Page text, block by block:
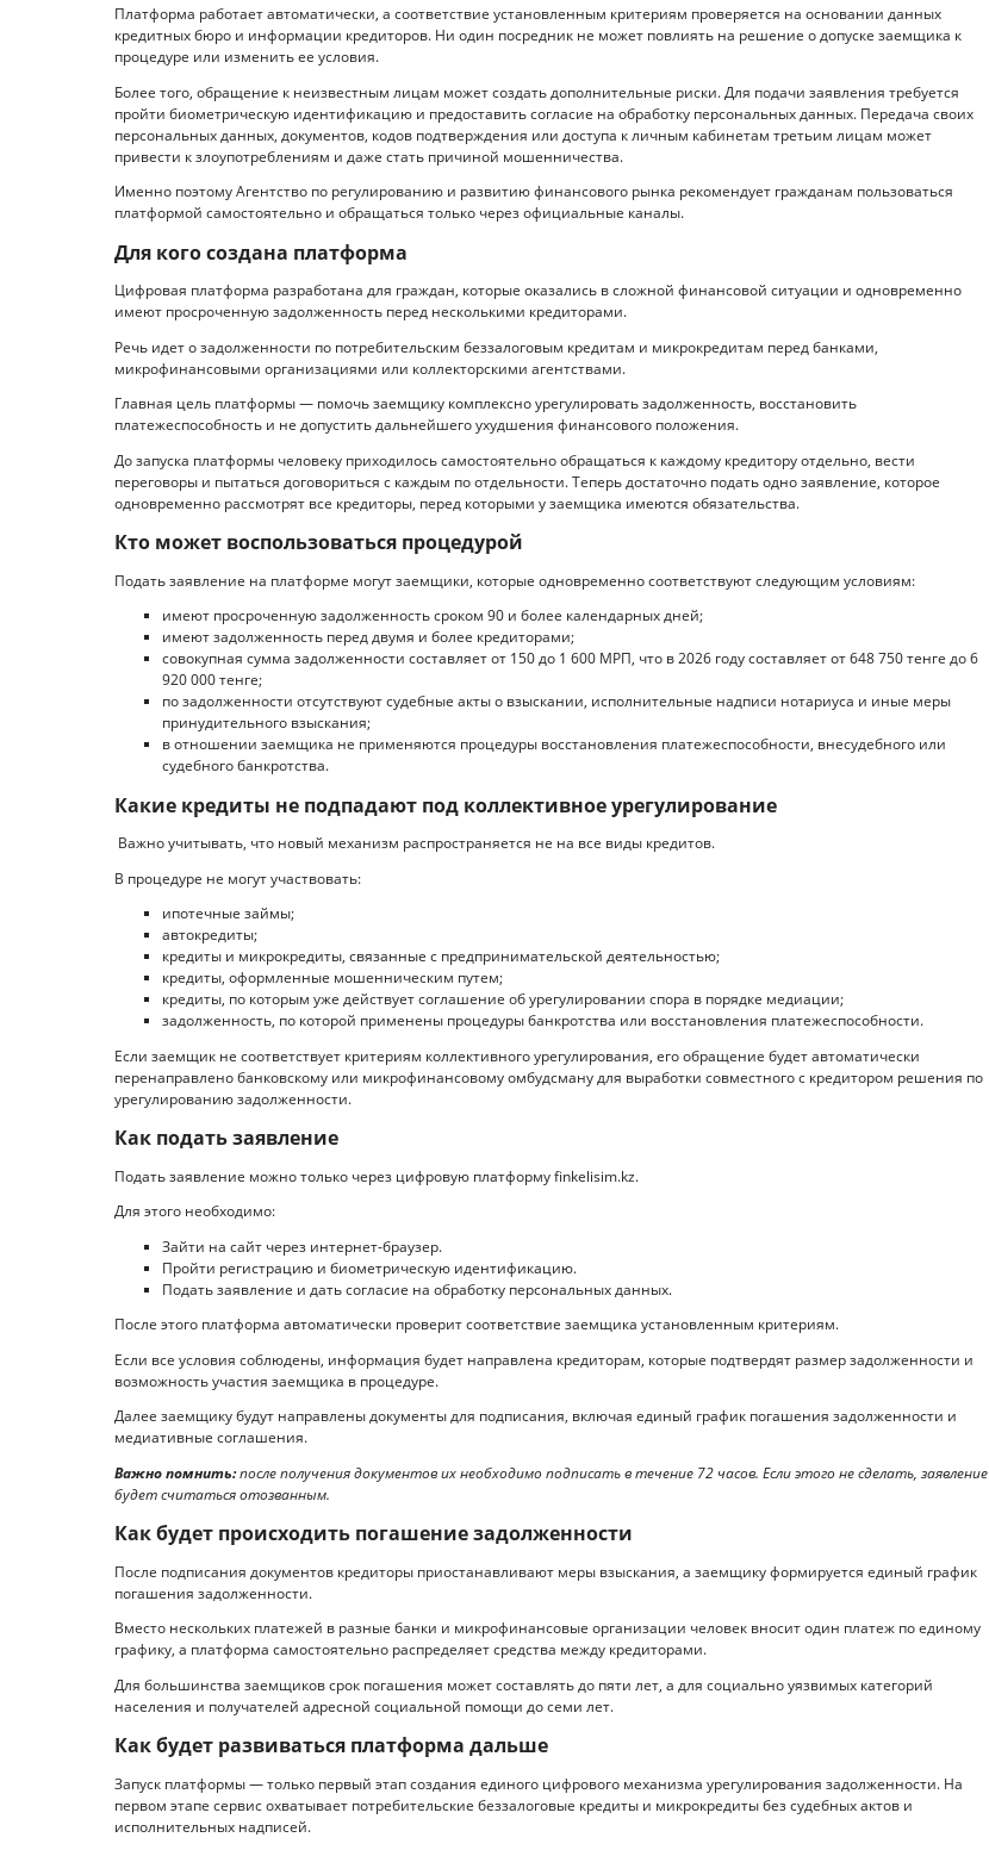
Платформа работает автоматически, а соответствие установленным критериям проверяется на основании данных
кредитных бюро и информации кредиторов. Ни один посредник не может повлиять на решение о допуске заемщика к
процедуре или изменить ее условия.
Более того, обращение к неизвестным лицам может создать дополнительные риски. Для подачи заявления требуется
пройти биометрическую идентификацию и предоставить согласие на обработку персональных данных. Передача своих
персональных данных, документов, кодов подтверждения или доступа к личным кабинетам третьим лицам может
привести к злоупотреблениям и даже стать причиной мошенничества.
Именно поэтому Агентство по регулированию и развитию финансового рынка рекомендует гражданам пользоваться
платформой самостоятельно и обращаться только через официальные каналы.
Для кого создана платформа
Цифровая платформа разработана для граждан, которые оказались в сложной финансовой ситуации и одновременно
имеют просроченную задолженность перед несколькими кредиторами.
Речь идет о задолженности по потребительским беззалоговым кредитам и микрокредитам перед банками,
микрофинансовыми организациями или коллекторскими агентствами.
Главная цель платформы — помочь заемщику комплексно урегулировать задолженность, восстановить
платежеспособность и не допустить дальнейшего ухудшения финансового положения.
До запуска платформы человеку приходилось самостоятельно обращаться к каждому кредитору отдельно, вести
переговоры и пытаться договориться с каждым по отдельности. Теперь достаточно подать одно заявление, которое
одновременно рассмотрят все кредиторы, перед которыми у заемщика имеются обязательства.
Кто может воспользоваться процедурой
Подать заявление на платформе могут заемщики, которые одновременно соответствуют следующим условиям:
имеют просроченную задолженность сроком 90 и более календарных дней;
имеют задолженность перед двумя и более кредиторами;
совокупная сумма задолженности составляет от 150 до 1 600 МРП, что в 2026 году составляет от 648 750 тенге до 6
920 000 тенге;
по задолженности отсутствуют судебные акты о взыскании, исполнительные надписи нотариуса и иные меры
принудительного взыскания;
в отношении заемщика не применяются процедуры восстановления платежеспособности, внесудебного или
судебного банкротства.
Какие кредиты не подпадают под коллективное урегулирование
Важно учитывать, что новый механизм распространяется не на все виды кредитов.
В процедуре не могут участвовать:
ипотечные займы;
автокредиты;
кредиты и микрокредиты, связанные с предпринимательской деятельностью;
кредиты, оформленные мошенническим путем;
кредиты, по которым уже действует соглашение об урегулировании спора в порядке медиации;
задолженность, по которой применены процедуры банкротства или восстановления платежеспособности.
Если заемщик не соответствует критериям коллективного урегулирования, его обращение будет автоматически
перенаправлено банковскому или микрофинансовому омбудсману для выработки совместного с кредитором решения по
урегулированию задолженности.
Как подать заявление
Подать заявление можно только через цифровую платформу finkelisim.kz.
Для этого необходимо:
Зайти на сайт через интернет-браузер.
Пройти регистрацию и биометрическую идентификацию.
Подать заявление и дать согласие на обработку персональных данных.
После этого платформа автоматически проверит соответствие заемщика установленным критериям.
Если все условия соблюдены, информация будет направлена кредиторам, которые подтвердят размер задолженности и
возможность участия заемщика в процедуре.
Далее заемщику будут направлены документы для подписания, включая единый график погашения задолженности и
медиативные соглашения.
Важно помнить:после получения документов их необходимо подписать в течение 72 часов. Если этого не сделать, заявление
будет считаться отозванным.
Как будет происходить погашение задолженности
После подписания документов кредиторы приостанавливают меры взыскания, а заемщику формируется единый график
погашения задолженности.
Вместо нескольких платежей в разные банки и микрофинансовые организации человек вносит один платеж по единому
графику, а платформа самостоятельно распределяет средства между кредиторами.
Для большинства заемщиков срок погашения может составлять до пяти лет, а для социально уязвимых категорий
населения и получателей адресной социальной помощи до семи лет.
Как будет развиваться платформа дальше
Запуск платформы — только первый этап создания единого цифрового механизма урегулирования задолженности. На
первом этапе сервис охватывает потребительские беззалоговые кредиты и микрокредиты без судебных актов и
исполнительных надписей.